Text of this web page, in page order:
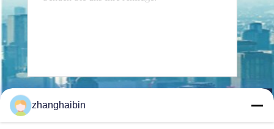
Senden Sie
zhanghaibin